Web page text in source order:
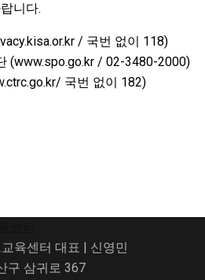
니다.
/ 국번 없이 118)
(www.spo.go.kr / 02-3480-2000)
국번 없이 182)
육센터 대표 | 신영민
구 삼귀로 367